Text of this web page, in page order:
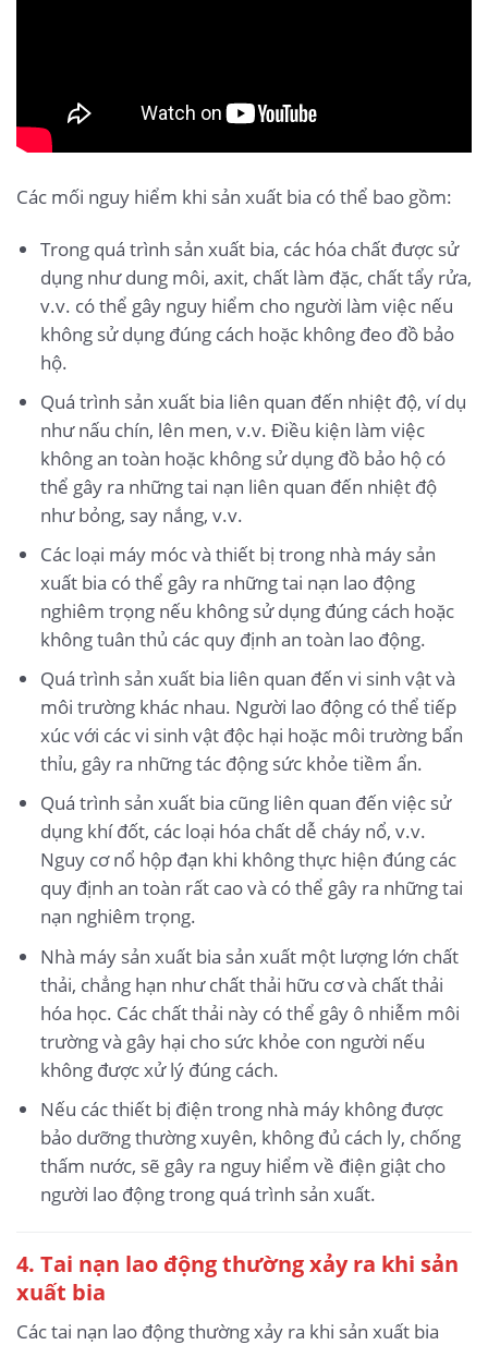
Các mối nguy hiểm khi sản xuất bia có thể bao gồm:
Trong quá trình sản xuất bia, các hóa chất được sử
dụng như dung môi, axit, chất làm đặc, chất tẩy rửa,
v.v. có thể gây nguy hiểm cho người làm việc nếu
không sử dụng đúng cách hoặc không đeo đồ bảo
hộ.
Quá trình sản xuất bia liên quan đến nhiệt độ, ví dụ
như nấu chín, lên men, v.v. Điều kiện làm việc
không an toàn hoặc không sử dụng đồ bảo hộ có
thể gây ra những tai nạn liên quan đến nhiệt độ
như bỏng, say nắng, v.v.
Các loại máy móc và thiết bị trong nhà máy sản
xuất bia có thể gây ra những tai nạn lao động
nghiêm trọng nếu không sử dụng đúng cách hoặc
không tuân thủ các quy định an toàn lao động.
Quá trình sản xuất bia liên quan đến vi sinh vật và
môi trường khác nhau. Người lao động có thể tiếp
xúc với các vi sinh vật độc hại hoặc môi trường bẩn
thỉu, gây ra những tác động sức khỏe tiềm ẩn.
Quá trình sản xuất bia cũng liên quan đến việc sử
dụng khí đốt, các loại hóa chất dễ cháy nổ, v.v.
Nguy cơ nổ hộp đạn khi không thực hiện đúng các
quy định an toàn rất cao và có thể gây ra những tai
nạn nghiêm trọng.
Nhà máy sản xuất bia sản xuất một lượng lớn chất
thải, chẳng hạn như chất thải hữu cơ và chất thải
hóa học. Các chất thải này có thể gây ô nhiễm môi
trường và gây hại cho sức khỏe con người nếu
không được xử lý đúng cách.
Nếu các thiết bị điện trong nhà máy không được
bảo dưỡng thường xuyên, không đủ cách ly, chống
thấm nước, sẽ gây ra nguy hiểm về điện giật cho
người lao động trong quá trình sản xuất.
4. Tai nạn lao động thường xảy ra khi sản
xuất bia
Các tai nạn lao động thường xảy ra khi sản xuất bia